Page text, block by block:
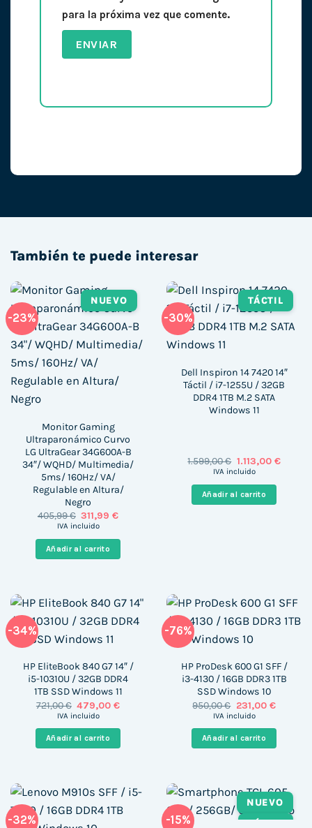
para la próxima vez que comente.
También te puede interesar
-23%
NUEVO
Monitor Gaming
Ultraparonámico Curvo
LG UltraGear 34G600A-B
34″/ WQHD/ Multimedia/
5ms/ 160Hz/ VA/
Regulable en Altura/
Negro
405,99€ El
precio
era:
405,99 €.
311,99€El
es:
IVA incluido
Añadir al carrito
-30%
TÁCTIL
Dell Inspiron 14 7420 14″
Táctil / i7-1255U / 32GB
DDR4 1TB M.2 SATA
Windows 11
1.599,00€ El
precio
era:
1.599,00 €.
1.113,00 €El
IVA incluido
Añadir al carrito
-34%
HP EliteBook 840 G7 14″ /
i5-10310U / 32GB DDR4
1TB SSD Windows 11
721,00€ El
precio
era:
721,00 €.
479,00€El
es:
479,00 €.
IVA incluido
Añadir al carrito
-76%
HP ProDesk 600 G1 SFF /
i3-4130 / 16GB DDR3 1TB
SSD Windows 10
950,00€ El
precio
era:
950,00 €.
231,00 €El
es:
231,00
IVA incluido
Añadir al carrito
-32% -15%
NUEVO